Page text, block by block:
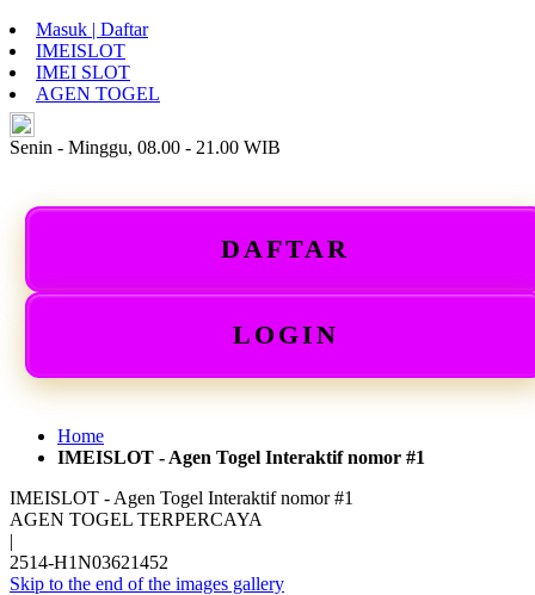
Masuk | Daftar
IMEISLOT
IMEI SLOT
AGEN TOGEL
Senin - Minggu, 08.00 - 21.00 WIB
DAFTAR
LOGIN
Home
IMEISLOT - Agen Togel Interaktif nomor #1
IMEISLOT - Agen Togel Interaktif nomor #1
AGEN TOGEL TERPERCAYA
|
2514-H1N03621452
Skip to the end of the images gallery